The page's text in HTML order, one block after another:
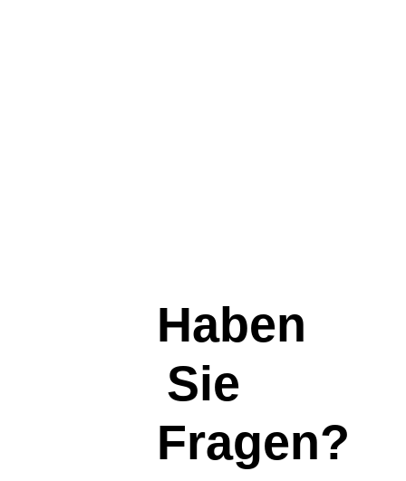
Haben
Sie
Fragen?